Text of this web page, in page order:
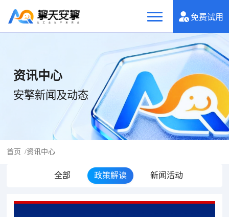
免费试用
资讯中心
安擎新闻及动态
首页 /资讯中心
全部 政策解读 新闻活动